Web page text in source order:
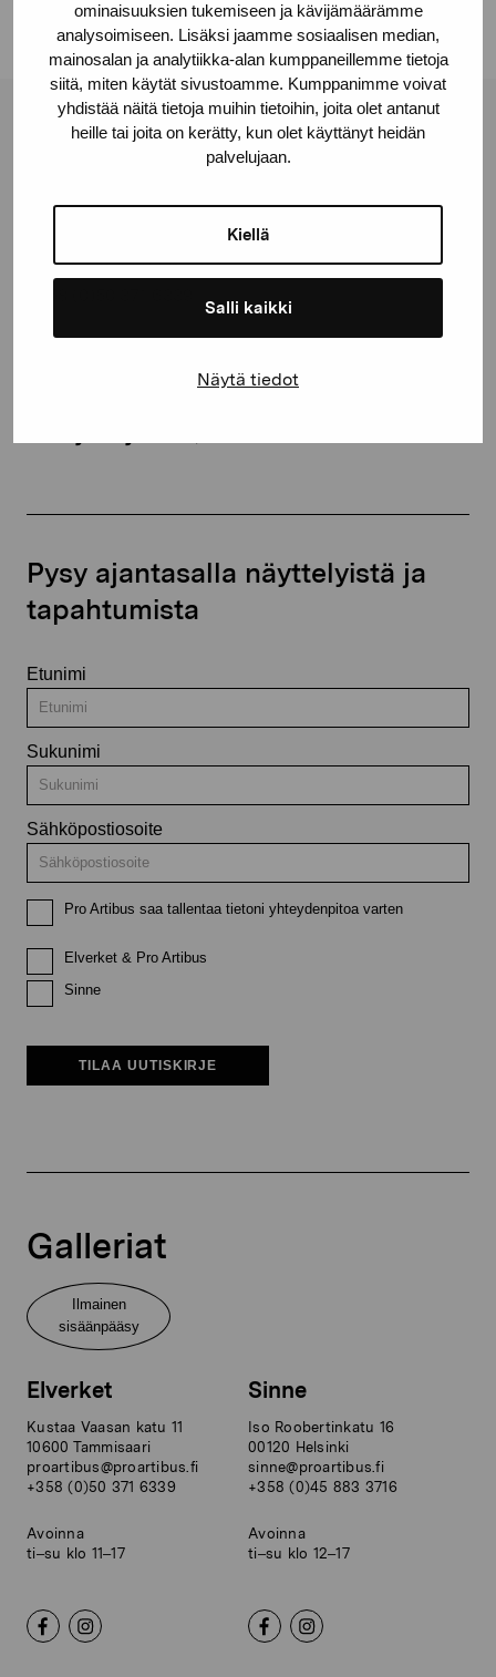
ominaisuuksien tukemiseen ja kävijämäärämme
analysoimiseen. Lisäksi jaamme sosiaalisen median,
mainosalan ja analytiikka-alan kumppaneillemme tietoja
siitä, miten käytät sivustoamme. Kumppanimme voivat
yhdistää näitä tietoja muihin tietoihin, joita olet antanut
heille tai joita on kerätty, kun olet käyttänyt heidän
palvelujaan.
Kiellä
Salli kaikki
Näytä tiedot
Pro Artibus -säätiö
Kustaa Vaasan katu 11
proartibus@proartibus.fi
Pysy ajantasalla näyttelyistä ja
tapahtumista
Etunimi
Sukunimi
Sähköpostiosoite
Pro Artibus saa tallentaa tietoni yhteydenpitoa varten
Elverket & Pro Artibus
Sinne
TILAA UUTISKIRJE
Galleriat
Ilmainen
sisäänpääsy
Elverket
Kustaa Vaasan katu 11
10600 Tammisaari
proartibus@proartibus.fi
+358 (0)50 371 6339
Avoinna
ti–su klo 11–17
Sinne
Iso Roobertinkatu 16
00120 Helsinki
sinne@proartibus.fi
+358 (0)45 883 3716
Avoinna
ti–su klo 12–17